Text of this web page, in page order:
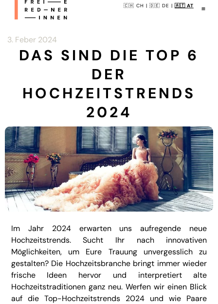
🇨🇭 CH | 🇩🇪 DE | 🇦🇹 AT
3. Feber 2024
DAS SIND DIE TOP 6
DER
HOCHZEITSTRENDS
2024
Im Jahr 2024 erwarten uns aufregende neue
Hochzeitstrends. Sucht Ihr nach innovativen
Möglichkeiten, um Eure Trauung unvergesslich zu
gestalten? Die Hochzeitsbranche bringt immer wieder
frische Ideen hervor und interpretiert alte
Hochzeitstraditionen ganz neu. Werfen wir einen Blick
auf die Top-Hochzeitstrends 2024 und wie Paare